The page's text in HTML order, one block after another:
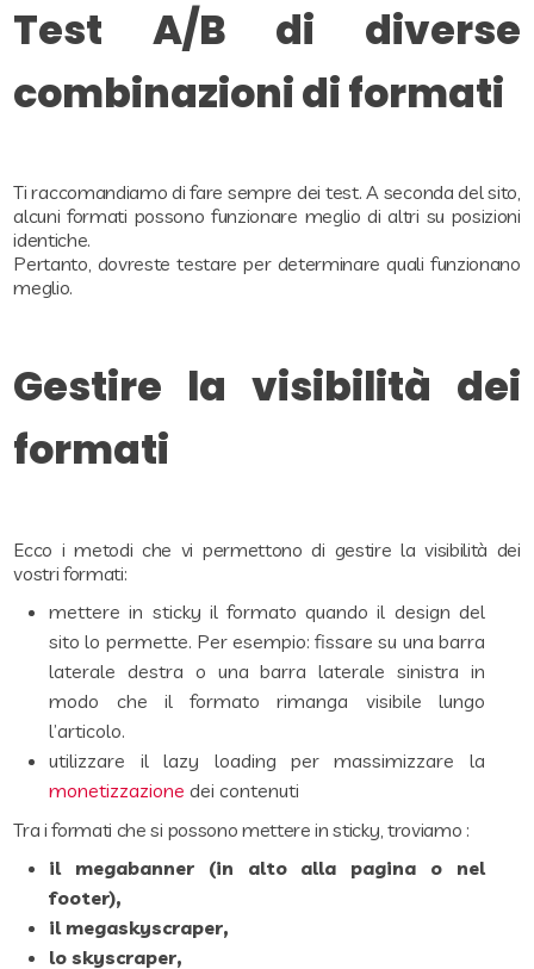
Test A/B di diverse
combinazioni di formati
Ti raccomandiamo di fare sempre dei test. A seconda del sito,
alcuni formati possono funzionare meglio di altri su posizioni
identiche.
Pertanto, dovreste testare per determinare quali funzionano
meglio.
Gestire la visibilità dei
formati
Ecco i metodi che vi permettono di gestire la visibilità dei
vostri formati:
mettere in sticky il formato quando il design del
sito lo permette. Per esempio: fissare su una barra
laterale destra o una barra laterale sinistra in
modo che il formato rimanga visibile lungo
l’articolo.
utilizzare il lazy loading per massimizzare la
monetizzazione dei contenuti
Tra i formati che si possono mettere in sticky, troviamo :
il megabanner (in alto alla pagina o nel
footer),
il megaskyscraper,
lo skyscraper,